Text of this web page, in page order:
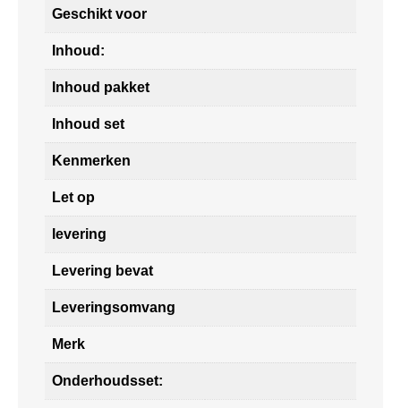
Geschikt voor
Inhoud:
Inhoud pakket
Inhoud set
Kenmerken
Let op
levering
Levering bevat
Leveringsomvang
Merk
Onderhoudsset: